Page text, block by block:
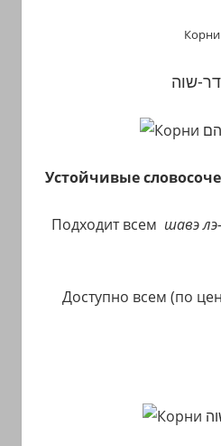
Корни
שוה
Устойчивые
Подходит всем шавэ
Доступно всем (по